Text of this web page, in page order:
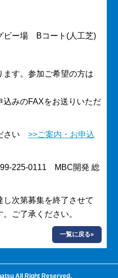
ビー場 Bコート(人工芝)
す。参加ご希望の方は
込みのFAXをお送りいただ
ださい>>ご案内・お申込
225-0111 MBC開発 総
次第募集を終了させて
ご了承ください。
一覧に戻る»
All Right Reserved.